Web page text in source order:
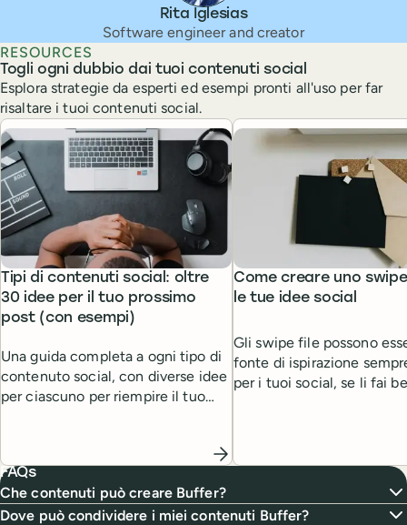
Rita Iglesias
Software engineer and creator
RESOURCES
Togli ogni dubbio dai tuoi contenuti social
Esplora strategie da esperti ed esempi pronti all'uso per far
risaltare i tuoi contenuti social.
Tipi di contenuti social: oltre
30 idee per il tuo prossimo
post (con esempi)
Una guida completa a ogni tipo di
contenuto social, con diverse idee
per ciascuno per riempire il tuo
Come creare uno
le tue idee social
Gli swipe file possono
fonte di ispirazione
per i tuoi social, se li fai
FAQs
Che contenuti può creare Buffer?
Dove può condividere i miei contenuti Buffer?